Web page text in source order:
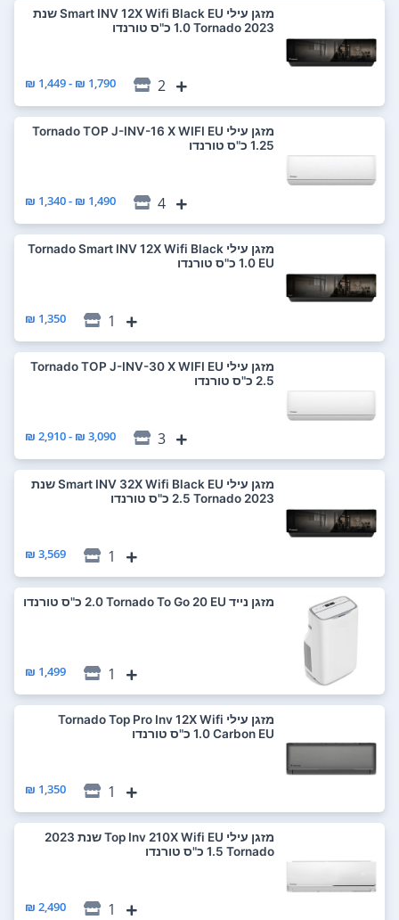
‏מזגן עילי Smart INV 12X Wifi Black EU שנת
2023 Tornado ‏1.0 ‏כ"ס טורנדו
2
1,790 ₪ - 1,449 ₪
‏מזגן עילי Tornado TOP J-INV-16 X WIFI EU
4
1,490 ₪ - 1,340 ₪
‏מזגן עילי Tornado Smart INV 12X Wifi Black
EU ‏1.0 ‏כ"ס טורנדו
1
1,350 ₪
‏מזגן עילי Tornado TOP J-INV-30 X WIFI EU
3
3,090 ₪ - 2,910 ₪
‏מזגן עילי Smart INV 32X Wifi Black EU שנת
2023 Tornado ‏2.5 ‏כ"ס טורנדו
1
3,569 ₪
‏מזגן נייד Tornado To Go 20 EU ‏2.0 ‏כ"ס טורנדו
1
1,499 ₪
‏מזגן עילי Tornado Top Pro Inv 12X Wifi
Carbon EU ‏1.0 ‏כ"ס טורנדו
1
1,350 ₪
‏מזגן עילי Top Inv 210X Wifi EU שנת 2023
Tornado ‏1.5 ‏כ"ס טורנדו
1
2,490 ₪